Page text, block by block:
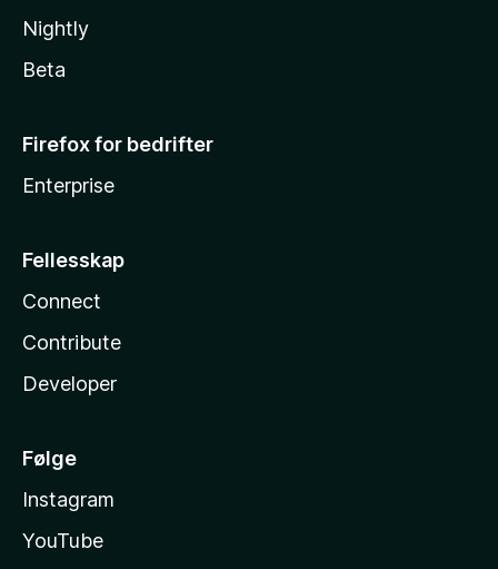
Nightly
Beta
Firefox for bedrifter
Enterprise
Fellesskap
Connect
Contribute
Developer
Følge
Instagram
YouTube